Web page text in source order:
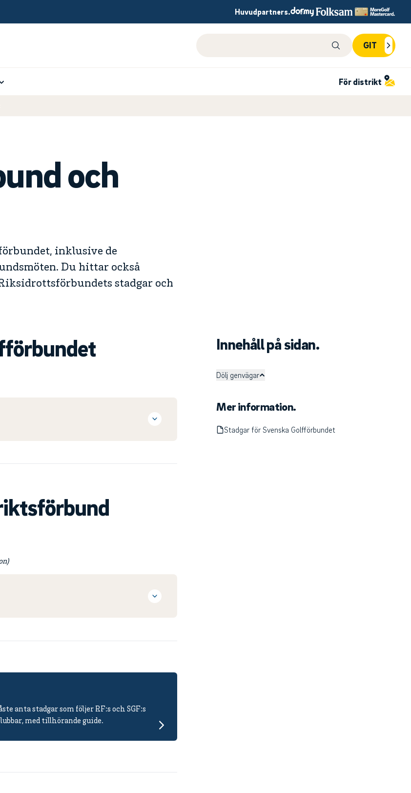
Huvudpartners.
GIT
För distrikt
och
inklusive de
Du hittar också
stadgar och
anta stadgar som följer RF:s och SGF:s
med tillhörande guide.
Innehåll på sidan.
Dölj genvägar
Mer information.
Stadgar för Svenska Golfförbundet